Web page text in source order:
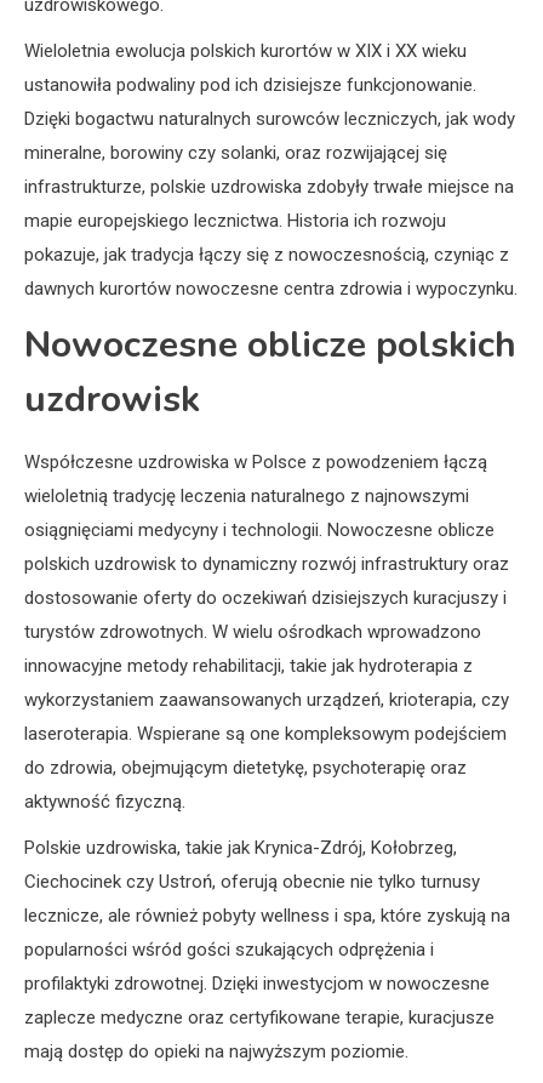
uzdrowiskowego.
Wieloletnia ewolucja polskich kurortów w XIX i XX wieku
ustanowiła podwaliny pod ich dzisiejsze funkcjonowanie.
Dzięki bogactwu naturalnych surowców leczniczych, jak wody
mineralne, borowiny czy solanki, oraz rozwijającej się
infrastrukturze, polskie uzdrowiska zdobyły trwałe miejsce na
mapie europejskiego lecznictwa. Historia ich rozwoju
pokazuje, jak tradycja łączy się z nowoczesnością, czyniąc z
dawnych kurortów nowoczesne centra zdrowia i wypoczynku.
Nowoczesne oblicze polskich
uzdrowisk
Współczesne uzdrowiska w Polsce z powodzeniem łączą
wieloletnią tradycję leczenia naturalnego z najnowszymi
osiągnięciami medycyny i technologii. Nowoczesne oblicze
polskich uzdrowisk to dynamiczny rozwój infrastruktury oraz
dostosowanie oferty do oczekiwań dzisiejszych kuracjuszy i
turystów zdrowotnych. W wielu ośrodkach wprowadzono
innowacyjne metody rehabilitacji, takie jak hydroterapia z
wykorzystaniem zaawansowanych urządzeń, krioterapia, czy
laseroterapia. Wspierane są one kompleksowym podejściem
do zdrowia, obejmującym dietetykę, psychoterapię oraz
aktywność fizyczną.
Polskie uzdrowiska, takie jak Krynica-Zdrój, Kołobrzeg,
Ciechocinek czy Ustroń, oferują obecnie nie tylko turnusy
lecznicze, ale również pobyty wellness i spa, które zyskują na
popularności wśród gości szukających odprężenia i
profilaktyki zdrowotnej. Dzięki inwestycjom w nowoczesne
zaplecze medyczne oraz certyfikowane terapie, kuracjusze
mają dostęp do opieki na najwyższym poziomie.